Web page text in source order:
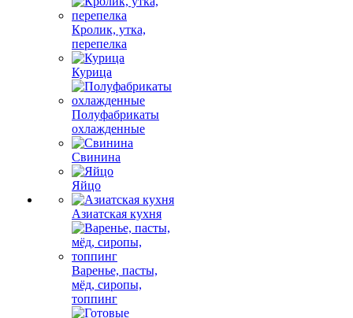
Кролик, утка,
перепелка
Курица
Полуфабрикаты
охлажденные
Свинина
Яйцо
Азиатская кухня
Варенье, пасты,
мёд, сиропы,
топпинг